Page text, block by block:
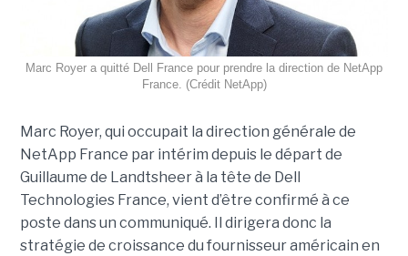
Marc Royer a quitté Dell France pour prendre la direction de NetApp
France. (Crédit NetApp)
Marc Royer, qui occupait la direction générale de
NetApp France par intérim depuis le départ de
Guillaume de Landtsheer à la tête de Dell
Technologies France, vient d’être confirmé à ce
poste dans un communiqué. Il dirigera donc la
stratégie de croissance du fournisseur américain en